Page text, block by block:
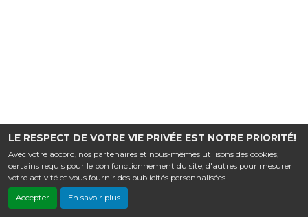
LE RESPECT DE VOTRE VIE PRIVÉE EST NOTRE PRIORITÉ!
Avec votre accord, nos partenaires et nous-mêmes utilisons des cookies,
certains requis pour le bon fonctionnement du site, d'autres pour mesurer
votre activité et vous fournir des publicités personnalisées.
Accepter En savoir plus